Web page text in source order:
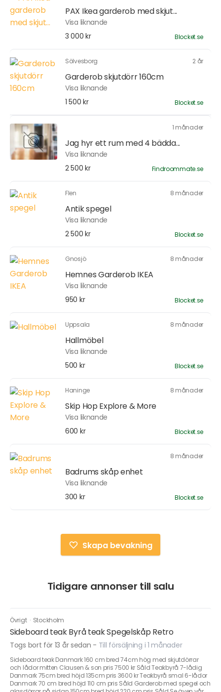
PAX Ikea garderob med skjut...
Visa liknande
3 000 kr
Blocket.se
Sölvesborg 2 år
Garderob skjutdörr 160cm
Visa liknande
1 500 kr
Blocket.se
1 månader
Jag hyr ett rum med 4 bädda...
Visa liknande
2 500 kr
Findroommate.se
Flen 8 månader
Antik spegel
Visa liknande
2 500 kr
Blocket.se
Gnosjö 8 månader
Hemnes Garderob IKEA
Visa liknande
950 kr
Blocket.se
Uppsala 8 månader
Hallmöbel
Visa liknande
500 kr
Blocket.se
Haninge 8 månader
Skip Hop Explore & More
Visa liknande
600 kr
Blocket.se
8 månader
Badrums skåp enhet
Visa liknande
300 kr
Blocket.se
Skapa bevakning
Tidigare annonser till salu
Övrigt · Stockholm
Sideboard teak Byrå teak Spegelskåp Retro
Togs bort för 13 år sedan - Till försäljning i 1 månader
Sideboard teak Danmark 160 cm bred 74cm hög med skjutdörrar
och lådor mitten Clausen & son pris 7500 kr Såld Teakbyrå 7-lådig
Danmark 75cm bred höjd 135cm pris 3600 kr Teakbyrå smal 6-lådor
Danmark 70 cm bred höjd 110 cm pris Såld Garderob med spegel och